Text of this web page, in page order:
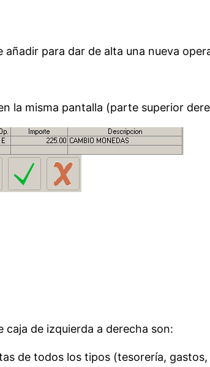
añadir para dar de alta una nueva
la misma pantalla (parte superior
caja de izquierda a derecha son:
de todos los tipos (tesorería,